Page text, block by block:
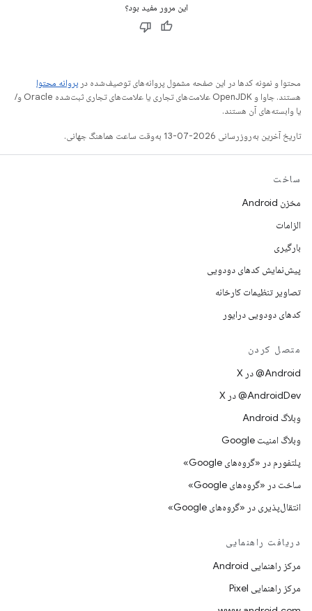
این مرور مفید بود؟
محتوا و نمونه کدها در این صفحه مشمول پروانه‌های توصیف‌شده در پروانه محتوا
هستند. جاوا و OpenJDK علامت‌های تجاری یا علامت‌های تجاری ثبت‌شده Oracle و/
یا وابسته‌های آن هستند.
تاریخ آخرین به‌روزرسانی 2026-07-13 به‌وقت ساعت هماهنگ جهانی.
ساخت
مخزن Android
الزامات
بارگیری
پیش‌نمایش کدهای دودویی
تصاویر تنظیمات کارخانه
کدهای دودویی درایور
متصل کردن
‫‎@Android در X
‫‎@AndroidDev در X
وبلاگ Android
وبلاگ امنیت Google
پلتفورم در «گروه‌های Google»
ساخت در «گروه‌های Google»
انتقال‌پذیری در «گروه‌های Google»
دریافت راهنمایی
مرکز راهنمایی Android
مرکز راهنمایی Pixel